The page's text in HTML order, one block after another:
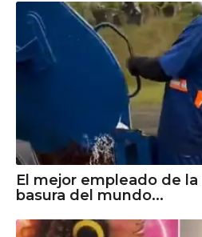
El mejor empleado de
basura del mundo...